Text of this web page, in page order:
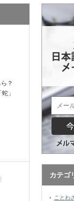
？
」
カテゴ
ことわ